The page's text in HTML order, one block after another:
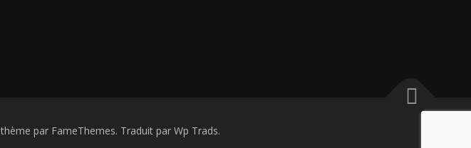
thème par FameThemes. Traduit par Wp Trads.